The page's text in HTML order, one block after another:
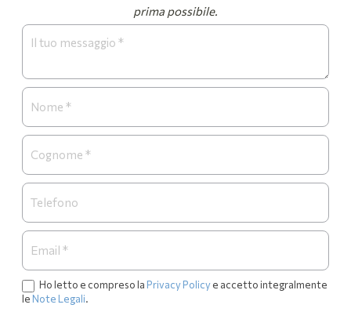
prima possibile.
Form
Necrologi
Ho letto e compreso la Privacy Policye accetto integralmente
le Note Legali.